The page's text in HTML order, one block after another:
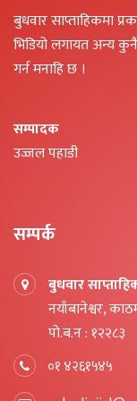
बुधवार साप्ताहिकमा
भिडियो लगायत अन्य
गर्न मनाहि छ ।
सम्पादक
उज्जल पहाडी
सम्पर्क
बुधवार
नयाँबानेश्वर,
पो.ब.न : १२२८३
०१ ४२६१५४५